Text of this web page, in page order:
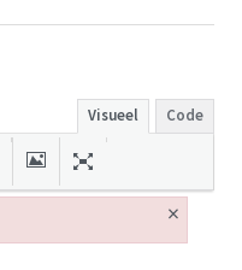
Visueel Code
×